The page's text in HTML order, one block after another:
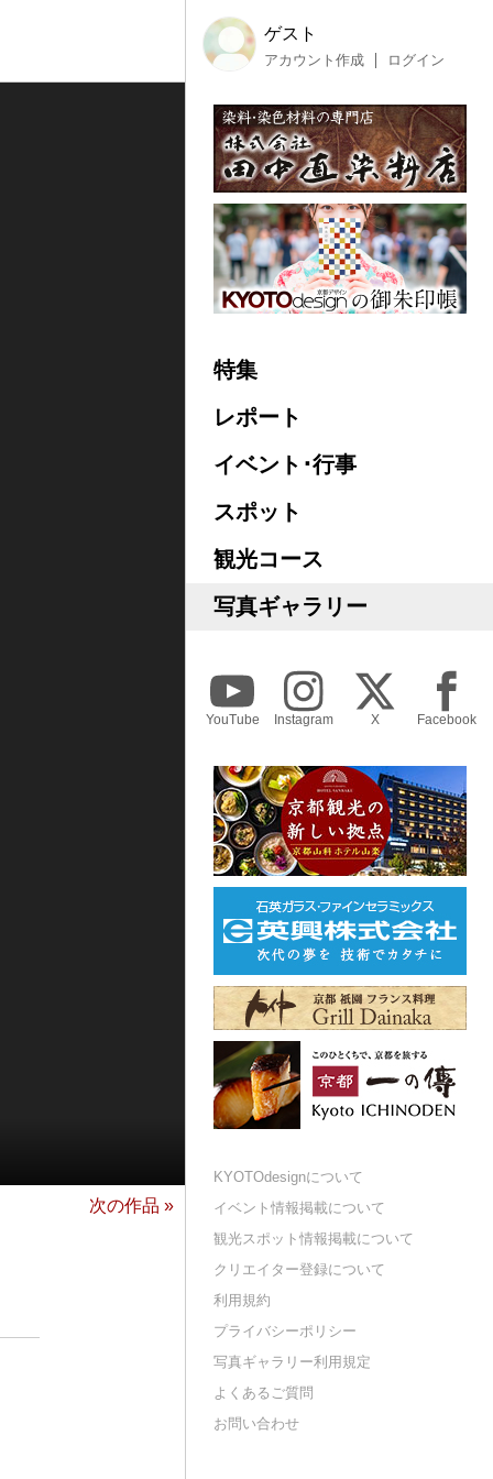
次の作品 »
ゲスト
アカウント作成 ログイン
特集
レポート
イベント･行事
スポット
観光コース
写真ギャラリー
YouTube Instagram X Facebook
KYOTOdesignについて
イベント情報掲載について
観光スポット情報掲載について
クリエイター登録について
利用規約
プライバシーポリシー
写真ギャラリー利用規定
よくあるご質問
お問い合わせ